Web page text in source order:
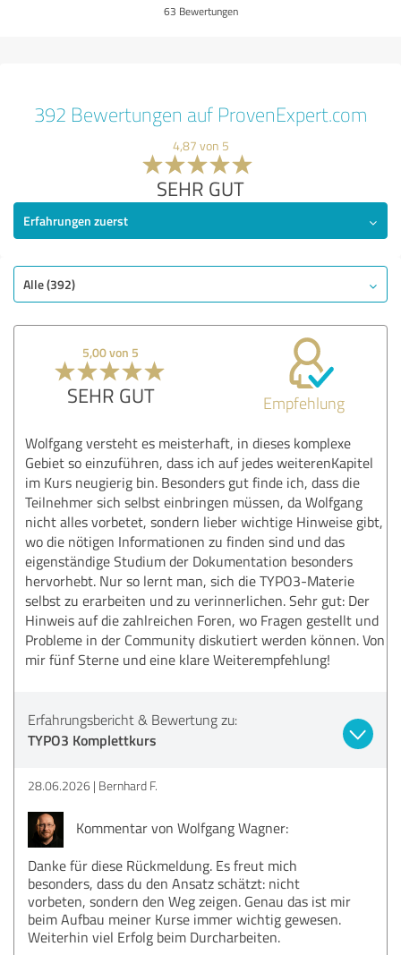
63 Bewertungen
392 Bewertungen auf ProvenExpert.com
4,87 von 5
SEHR GUT
Erfahrungen zuerst
Alle (392)
5,00 von 5
SEHR GUT Empfehlung
Wolfgang versteht es meisterhaft, in dieses komplexe
Gebiet so einzuführen, dass ich auf jedes weiterenKapitel
im Kurs neugierig bin. Besonders gut finde ich, dass die
Teilnehmer sich selbst einbringen müssen, da Wolfgang
nicht alles vorbetet, sondern lieber wichtige Hinweise gibt,
wo die nötigen Informationen zu finden sind und das
eigenständige Studium der Dokumentation besonders
hervorhebt. Nur so lernt man, sich die TYPO3-Materie
selbst zu erarbeiten und zu verinnerlichen. Sehr gut: Der
Hinweis auf die zahlreichen Foren, wo Fragen gestellt und
Probleme in der Community diskutiert werden können. Von
mir fünf Sterne und eine klare Weiterempfehlung!
Erfahrungsbericht & Bewertung zu:
TYPO3 Komplettkurs
28.06.2026 Bernhard F.
Kommentar von Wolfgang Wagner:
Danke für diese Rückmeldung. Es freut mich
besonders, dass du den Ansatz schätzt: nicht
vorbeten, sondern den Weg zeigen. Genau das ist mir
beim Aufbau meiner Kurse immer wichtig gewesen.
Weiterhin viel Erfolg beim Durcharbeiten.